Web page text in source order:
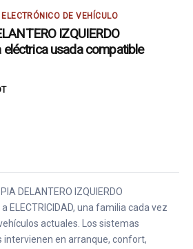
DE VEHÍCULO
IZQUIERDO
usada compatible
DELANTERO IZQUIERDO
ELECTRICIDAD, una familia cada vez
actuales. Los sistemas
intervienen en arranque, confort,